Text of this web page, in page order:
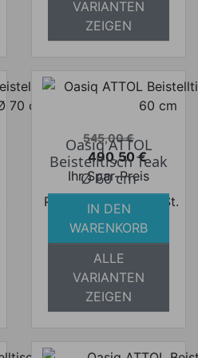
versandkostenfrei
VARIANTEN
ZEIGEN
Verkaufspreis
545,00 €
Preis
490,50 €
Ihr Spar-Preis
Preise inkl. ges. MwSt.
absolut
versandkostenfrei
Oasiq ATTOL
Beistelltisch Teak
Ø 60 cm
IN DEN
WARENKORB
ALLE
VARIANTEN
ZEIGEN